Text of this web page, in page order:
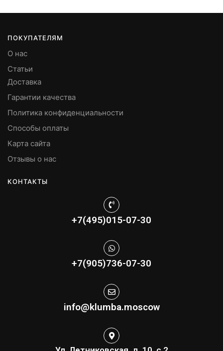
ПОКУПАТЕЛЯМ
О нас
Статьи
Доставка
Гарантии качества
Политика конфиденциальности
Способы оплаты
Карта сайта
Отзывы о нас
КОНТАКТЫ
+7(495)015-07-30
+7(905)736-07-30
info@klumba.moscow